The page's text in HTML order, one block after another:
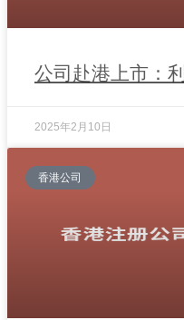
公司赴港上市：
2025年2月10日
香港公司